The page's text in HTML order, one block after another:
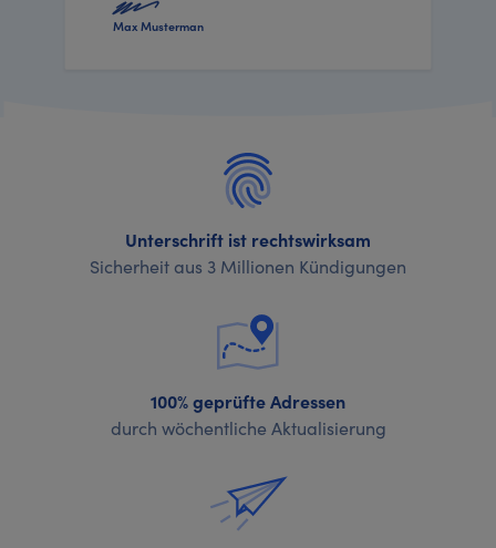
Max Musterman
Unterschrift ist rechtswirksam
Sicherheit aus 3 Millionen Kündigungen
100% geprüfte Adressen
durch wöchentliche Aktualisierung